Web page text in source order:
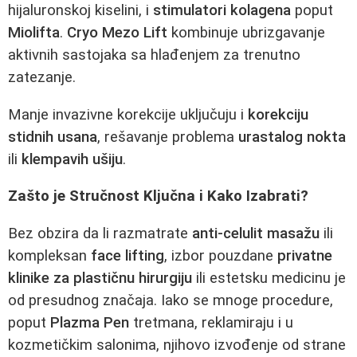
hijaluronskoj kiselini, i stimulatori kolagena poput
Miolifta. Cryo Mezo Lift kombinuje ubrizgavanje
aktivnih sastojaka sa hlađenjem za trenutno
zatezanje.
Manje invazivne korekcije uključuju i korekciju
stidnih usana, rešavanje problema urastalog nokta
ili klempavih ušiju.
Zašto je Stručnost Ključna i Kako Izabrati?
Bez obzira da li razmatrate anti-celulit masažu ili
kompleksan face lifting, izbor pouzdane privatne
klinike za plastičnu hirurgiju ili estetsku medicinu je
od presudnog značaja. Iako se mnoge procedure,
poput Plazma Pen tretmana, reklamiraju i u
kozmetičkim salonima, njihovo izvođenje od strane